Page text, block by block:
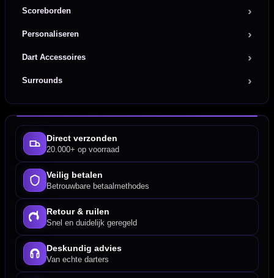
Scoreborden
Personaliseren
Dart Accessoires
Surrounds
Direct verzonden
20.000+ op voorraad
Veilig betalen
Betrouwbare betaalmethodes
Retour & ruilen
Snel en duidelijk geregeld
Deskundig advies
Van echte darters